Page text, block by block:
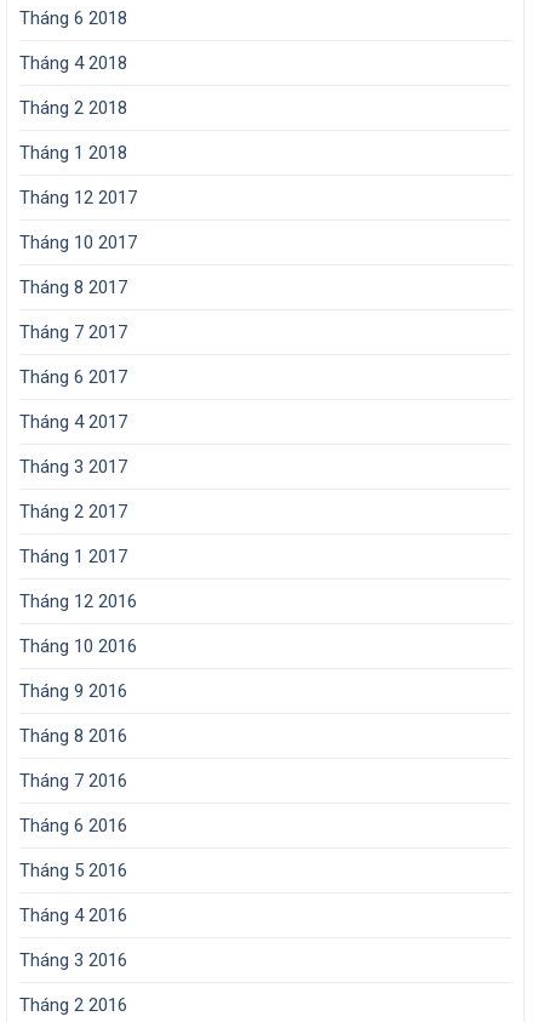
Tháng 6 2018
Tháng 4 2018
Tháng 2 2018
Tháng 1 2018
Tháng 12 2017
Tháng 10 2017
Tháng 8 2017
Tháng 7 2017
Tháng 6 2017
Tháng 4 2017
Tháng 3 2017
Tháng 2 2017
Tháng 1 2017
Tháng 12 2016
Tháng 10 2016
Tháng 9 2016
Tháng 8 2016
Tháng 7 2016
Tháng 6 2016
Tháng 5 2016
Tháng 4 2016
Tháng 3 2016
Tháng 2 2016